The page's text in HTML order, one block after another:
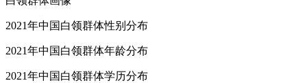
2021年中国白领群体性别分布
2021年中国白领群体年龄分布
2021年中国白领群体学历分布